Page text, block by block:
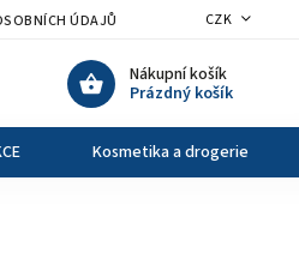
ÚDAJŮ VÝMĚNA A VRÁCENÍ
CZK
Nákupní košík
Prázdný košík
Kosmetika a drogerie